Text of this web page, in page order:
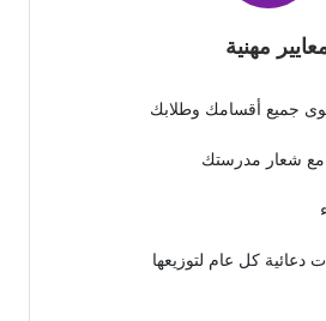
مهنية
جميع أقسامك وطلابك
شعار مدرستك
كل عام لتوزيعها